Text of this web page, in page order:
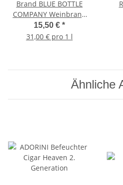
Brand BLUE BOTTLE
COMPANY Weinbrand
VSOP 36 % Vol.
15,50 € *
31,00 € pro 1 l
Ähnliche